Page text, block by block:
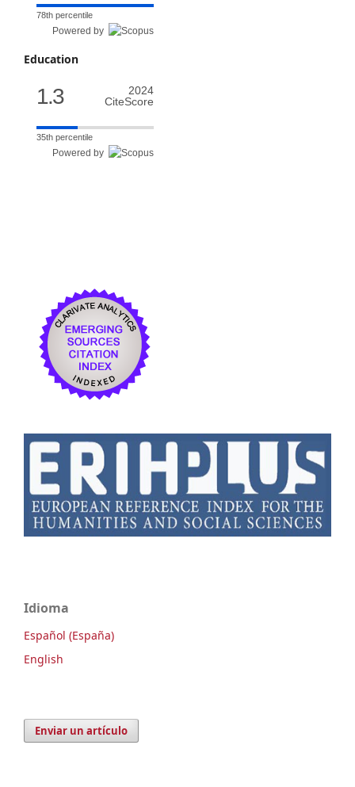
78th percentile
Powered by
Education
1.3
2024
CiteScore
35th percentile
Powered by
Idioma
Español (España)
English
Enviar un artículo